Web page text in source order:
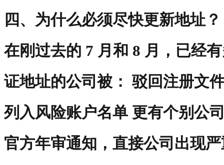
四、为什么必须尽快更新地址？
在刚过去的 7 月和 8 月，已经
证地址的公司被： 驳回注册
列入风险账户名单 更有个别公
官方年审通知，直接公司出现